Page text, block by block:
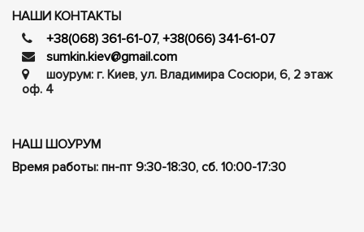
НАШИ КОНТАКТЫ
+38(068) 361-61-07, +38(066) 341-61-07
sumkin.kiev@gmail.com
шоурум: г. Киев, ул. Владимира Сосюри, ​​6, 2 этаж
оф. 4
НАШ ШОУРУМ
Время работы: пн-пт 9:30-18:30, сб. 10:00-17:30